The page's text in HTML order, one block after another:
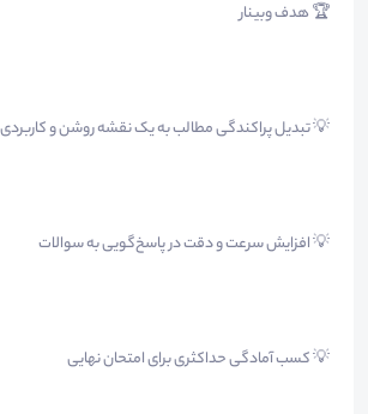
🏆 هدف وبینار
💡 تبدیل پراکندگی مطالب به یک نقشه روشن و کاربردی
💡 افزایش سرعت و دقت در پاسخ‌گویی به سوالات
💡 کسب آمادگی حداکثری برای امتحان نهایی